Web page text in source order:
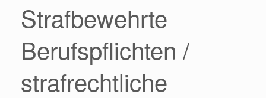
Strafbewehrte
Berufspflichten /
strafrechtliche